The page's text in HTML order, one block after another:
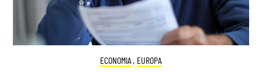
ECONOMIA , EUROPA